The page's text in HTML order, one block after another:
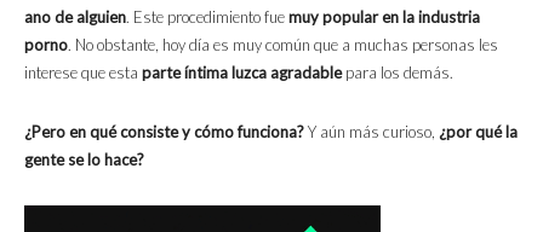
ano de alguien. Este procedimiento fuemuy popular en la industria
porno. No obstante, hoy día es muy común que a muchas personas les
interese que esta parte íntima luzca agradablepara los demás.
¿Pero en qué consiste y cómo funciona?Y aún más curioso, ¿por qué la
gente se lo hace?